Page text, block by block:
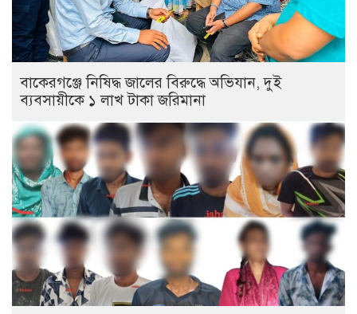
বাকেরগঞ্জে নিষিদ্ধ জালের বিরুদ্ধে অভিযান, দুই
ব্যবসায়ীকে ১ লাখ টাকা জরিমানা